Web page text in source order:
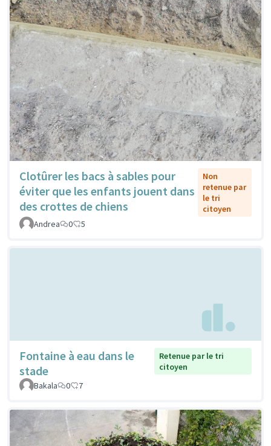
Clotûrer les bacs à sables pour
éviter que les enfants jouent dans
des crottes de chiens
Non
retenue par
le tri
citoyen
Andrea
0 5
Fontaine à eau dans le
stade
Retenue par le tri
citoyen
Bakala
0 7